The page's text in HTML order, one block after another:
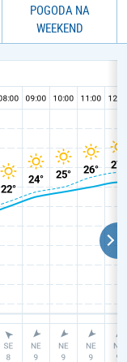
POGODA NA
WEEKEND